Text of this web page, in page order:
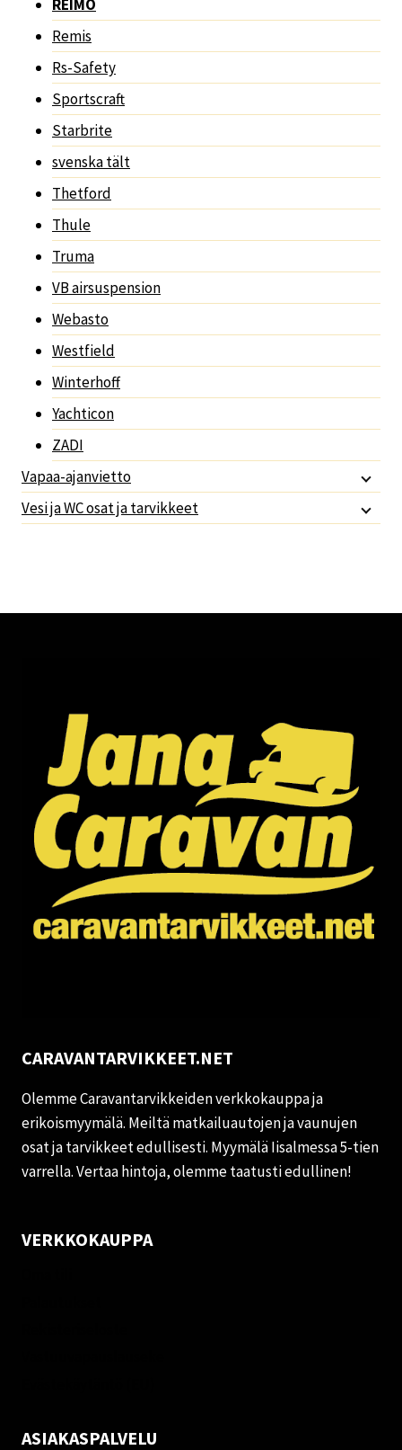
REIMO
Remis
Rs-Safety
Sportscraft
Starbrite
svenska tält
Thetford
Thule
Truma
VB airsuspension
Webasto
Westfield
Winterhoff
Yachticon
ZADI
Vapaa-ajanvietto
Vesi ja WC osat ja tarvikkeet
CARAVANTARVIKKEET.NET
Olemme Caravantarvikkeiden verkkokauppa ja
erikoismyymälä. Meiltä matkailuautojen ja vaunujen
osat ja tarvikkeet edullisesti. Myymälä Iisalmessa 5-tien
varrella. Vertaa hintoja, olemme taatusti edullinen!
VERKKOKAUPPA
ASIAKASPALVELU